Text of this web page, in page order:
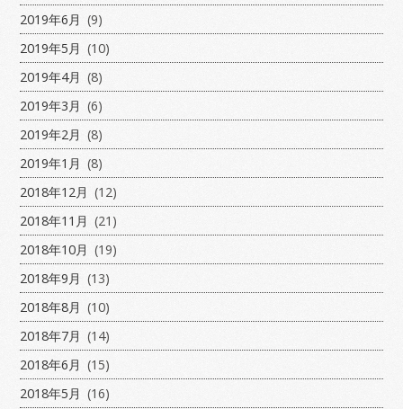
2019年6月 (9)
2019年5月 (10)
2019年4月 (8)
2019年3月 (6)
2019年2月 (8)
2019年1月 (8)
2018年12月 (12)
2018年11月 (21)
2018年10月 (19)
2018年9月 (13)
2018年8月 (10)
2018年7月 (14)
2018年6月 (15)
2018年5月 (16)